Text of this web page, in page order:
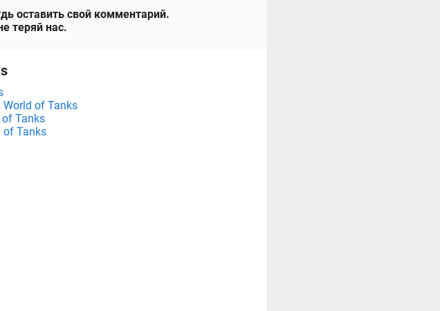
оставить свой комментарий.
теряй нас.
World of Tanks
Tanks
of Tanks